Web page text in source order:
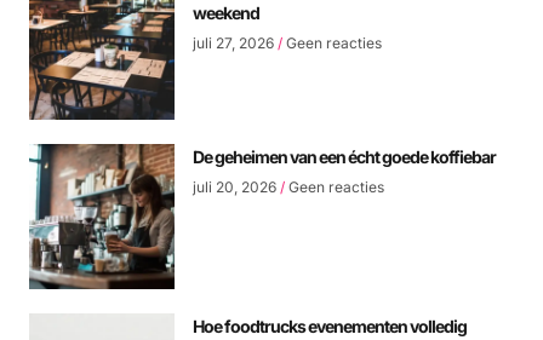
weekend
juli 27, 2026 Geen reacties
De geheimen van een écht goede koffiebar
juli 20, 2026 Geen reacties
Hoe foodtrucks evenementen volledig